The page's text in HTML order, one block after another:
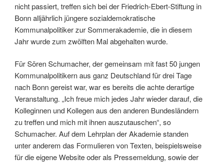
nicht passiert, treffen sich bei der Friedrich-Ebert-Stiftung in
Bonn alljährlich jüngere sozialdemokratische
Kommunalpolitiker zur Sommerakademie, die in diesem
Jahr wurde zum zwölften Mal abgehalten wurde.
Für Sören Schumacher, der gemeinsam mit fast 50 jungen
Kommunalpolitikern aus ganz Deutschland für drei Tage
nach Bonn gereist war, war es bereits die achte derartige
Veranstaltung. „Ich freue mich jedes Jahr wieder darauf, die
Kolleginnen und Kollegen aus den anderen Bundesländern
zu treffen und mich mit ihnen auszutauschen“, so
Schumacher. Auf dem Lehrplan der Akademie standen
unter anderem das Formulieren von Texten, beispielsweise
für die eigene Website oder als Pressemeldung, sowie der